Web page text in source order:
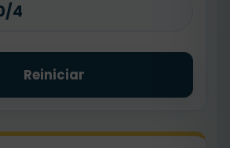
4
Reiniciar